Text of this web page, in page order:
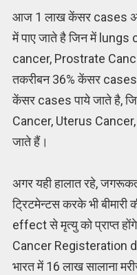
आज 1 लाख केंसर cases
में पाए जाते है जिन में
cancer, Prostrate
तकरीबन 36% केंसर cases
केंसर cases पाये जाते है,
Cancer, Uterus
जाते हैं।
अगर यही हालात रहे,
ट्रिटमेन्टस करके भी बीमारी
effect से मृत्यु को प्राप्त
Cancer Registeration
भारत में 16 लाख सालाना